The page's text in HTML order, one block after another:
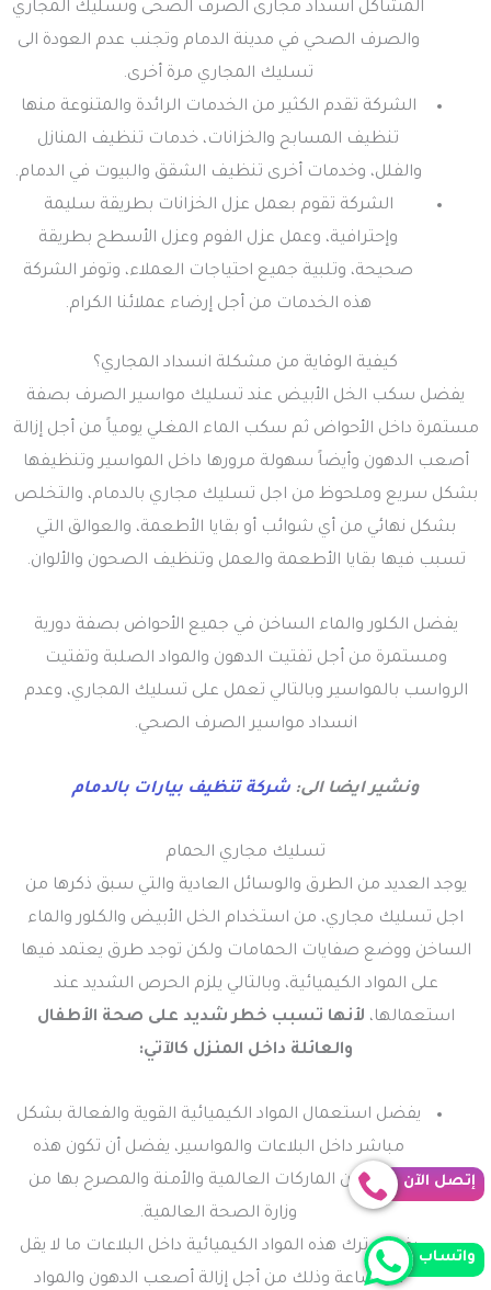
المشاكل انسداد مجارى الصرف الصحى وتسليك المجاري
والصرف الصحي في مدينة الدمام وتجنب عدم العودة الى
تسليك المجاري مرة أخرى.
الشركة تقدم الكثير من الخدمات الرائدة والمتنوعة منها
تنظيف المسابح والخزانات، خدمات تنظيف المنازل
والفلل، وخدمات أخرى تنظيف الشقق والبيوت في الدمام.
الشركة تقوم بعمل عزل الخزانات بطريقة سليمة
وإحترافية، وعمل عزل الفوم وعزل الأسطح بطريقة
صحيحة، وتلبية جميع احتياجات العملاء، وتوفر الشركة
هذه الخدمات من أجل إرضاء عملائنا الكرام.
كيفية الوقاية من مشكلة انسداد المجاري؟
يفضل سكب الخل الأبيض عند تسليك مواسير الصرف بصفة
مستمرة داخل الأحواض ثم سكب الماء المغلي يومياً من أجل إزالة
أصعب الدهون وأيضاً سهولة مرورها داخل المواسير وتنظيفها
بشكل سريع وملحوظ من اجل تسليك مجاري بالدمام، والتخلص
بشكل نهائي من أي شوائب أو بقايا الأطعمة، والعوالق التي
تسبب فيها بقايا الأطعمة والعمل وتنظيف الصحون والألوان.
يفضل الكلور والماء الساخن في جميع الأحواض بصفة دورية
ومستمرة من أجل تفتيت الدهون والمواد الصلبة وتفتيت
الرواسب بالمواسير وبالتالي تعمل على تسليك المجاري، وعدم
انسداد مواسير الصرف الصحي.
ونشير ايضا الى:شركة تنظيف بيارات بالدمام
تسليك مجاري الحمام
يوجد العديد من الطرق والوسائل العادية والتي سبق ذكرها من
اجل تسليك مجاري، من استخدام الخل الأبيض والكلور والماء
الساخن ووضع صفايات الحمامات ولكن توجد طرق يعتمد فيها
على المواد الكيميائية، وبالتالي يلزم الحرص الشديد عند
استعمالها، لأنها تسبب خطر شديد على صحة الأطفال
والعائلة داخل المنزل كالآتي:
يفضل استعمال المواد الكيميائية القوية والفعالة بشكل
مباشر داخل البلاعات والمواسير، يفضل أن تكون هذه
المواد من الماركات العالمية والأمنة والمصرح بها من
وزارة الصحة العالمية.
يفضل ترك هذه المواد الكيميائية داخل البلاعات ما لا يقل
عن ساعة وذلك من أجل إزالة أصعب الدهون والمواد
إتصل الآن
واتساب